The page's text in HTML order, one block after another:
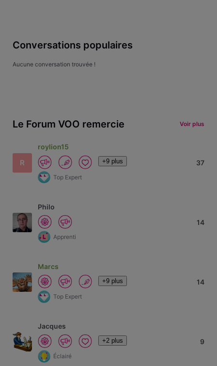
Conversations populaires
Aucune conversation trouvée !
Le Forum VOO remercie Voir plus
R
roylion15
+9 plus
Top Expert
37
Philo
Apprenti
14
Marcs
+9 plus
Top Expert
14
Jacques
+2 plus
Éclairé
9